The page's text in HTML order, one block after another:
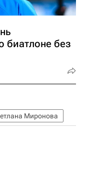
биатлоне без
Миронова